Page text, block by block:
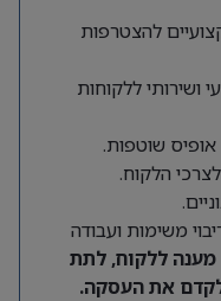
להצטרפות
ושירותי ללקוחות
אופיס שוטפות.
הלקוח.
משימות ועבודה
מענה ללקוח, לתת
לקדם את העסקה.